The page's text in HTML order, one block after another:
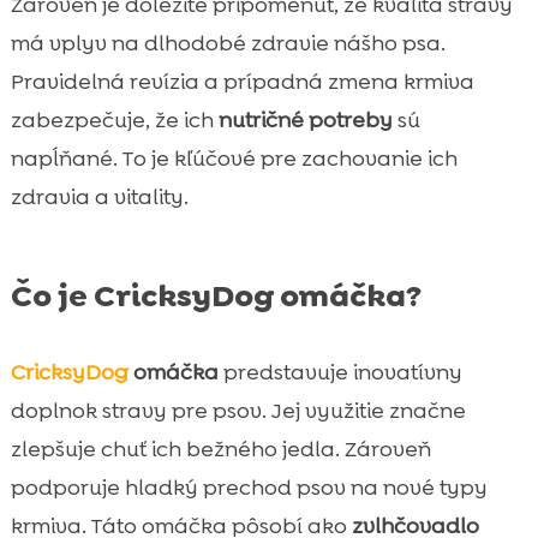
má vplyv na dlhodobé zdravie nášho psa.
Pravidelná revízia a prípadná zmena krmiva
zabezpečuje, že ichnutričné potreby sú
napĺňané. To je kľúčové pre zachovanie ich
zdravia a vitality.
Čo je CricksyDog omáčka?
CricksyDogomáčka predstavuje inovatívny
doplnok stravy pre psov. Jej využitie značne
zlepšuje chuť ich bežného jedla. Zároveň
podporuje hladký prechod psov na nové typy
krmiva. Táto omáčka pôsobí ako zvlhčovadlo